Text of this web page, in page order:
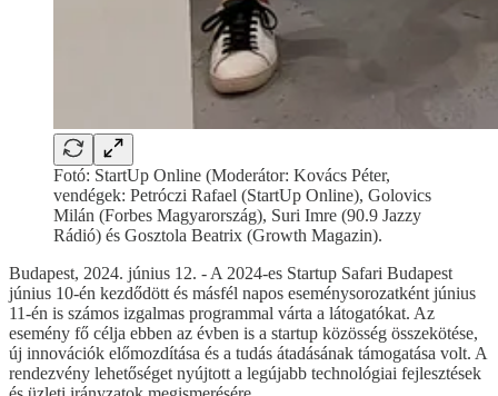
Fotó: StartUp Online (Moderátor: Kovács Péter,
vendégek: Petróczi Rafael (StartUp Online), Golovics
Milán (Forbes Magyarország), Suri Imre (90.9 Jazzy
Rádió) és Gosztola Beatrix (Growth Magazin).
Budapest, 2024. június 12. - A 2024-es Startup Safari Budapest
június 10-én kezdődött és másfél napos eseménysorozatként június
11-én is számos izgalmas programmal várta a látogatókat. Az
esemény fő célja ebben az évben is a startup közösség összekötése,
új innovációk előmozdítása és a tudás átadásának támogatása volt. A
rendezvény lehetőséget nyújtott a legújabb technológiai fejlesztések